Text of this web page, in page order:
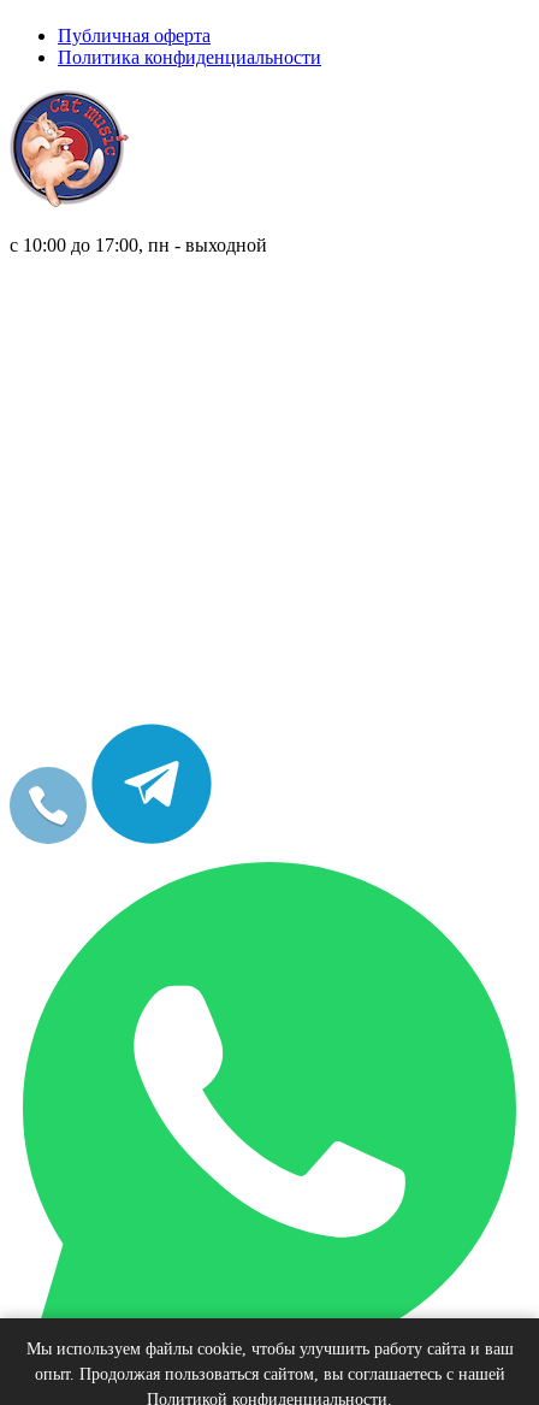
Публичная оферта
Политика конфиденциальности
с 10:00 до 17:00, пн - выходной
Наверх
Мы используем файлы cookie, чтобы улучшить работу сайта и ваш
опыт. Продолжая пользоваться сайтом, вы соглашаетесь с нашей
Политикой конфиденциальности.